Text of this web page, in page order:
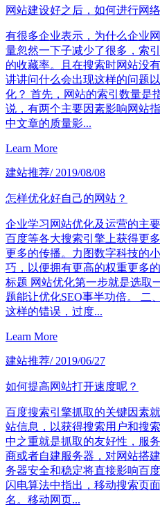
网站建设好之后，如何进行网
有很多企业表示，为什么企业
量忽然一下子减少了很多，索
的收藏率。且在搜索时网站没
讲讲问什么会出现这样的问题
化？ 首先，网站的索引数量是
说，有两个主要因素影响网站
中文章的质量影...
Learn More
建站推荐/ 2019/08/08
怎样优化好自己的网站？
企业学习网站优化及运营的主
百度等各大搜索引擎上获得更
更多的传播。力图数字科技的
巧，以便拥有更高的权重更多
标题 网站优化第一步就是选取
题能让优化SEO事半功倍。 二
这样的错误，过度...
Learn More
建站推荐/ 2019/06/27
如何提高网站打开速度呢？
百度搜索引擎抓取的关键因素
站信息，以获得搜索用户和搜
中之重就是抓取的友好性，服
商或者自建服务器，对网站搭
务器安全和稳定将直接影响百
闪电算法中指出，移动搜索页
名。移动网页...